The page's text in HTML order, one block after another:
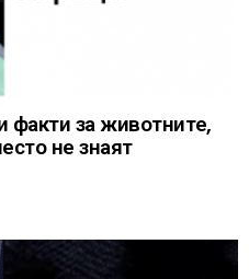
факти за животните,
не знаят